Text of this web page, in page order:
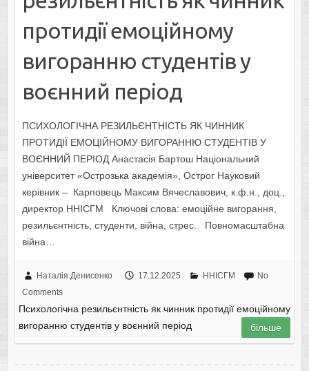
протидії емоційному
вигоранню студентів у
воєнний період
ПСИХОЛОГІЧНА РЕЗИЛЬЄНТНІСТЬ ЯК ЧИННИК
ПРОТИДІЇ ЕМОЦІЙНОМУ ВИГОРАННЮ СТУДЕНТІВ У
ВОЄННИЙ ПЕРІОД Анастасія Бартош Національний
університет «Острозька академія», Острог Науковий
керівник – Карповець Максим Вячеславович, к.ф.н., доц.,
директор ННІСГМ Ключові слова: емоційне вигорання,
резильєнтність, студенти, війна, стрес. Повномасштабна
війна…
Наталія Денисенко 17.12.2025 ННІСГМ
No
Comments
Психологічна резильєнтність як чинник протидії емоційному
вигоранню студентів у воєнний період
більше